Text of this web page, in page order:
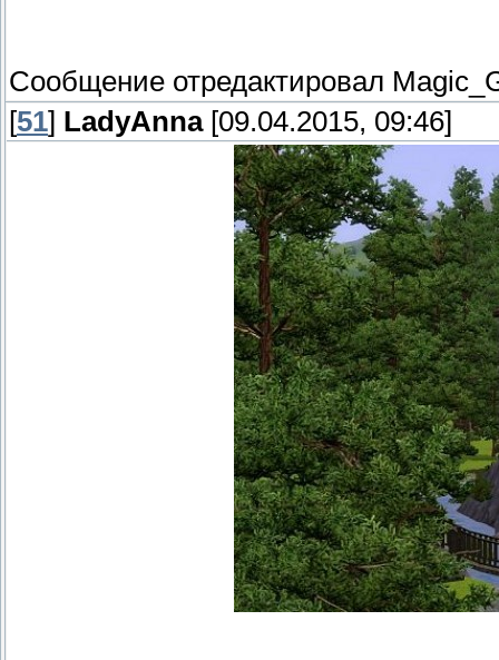
Сообщение отредактировал
[51] LadyAnna[09.04.2015, 09:46]